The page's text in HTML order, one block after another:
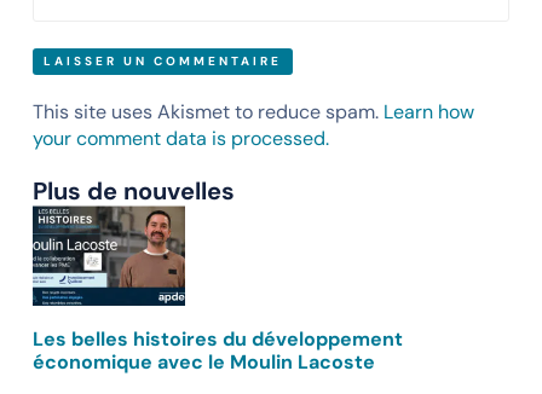
This site uses Akismet to reduce spam. Learn how
your comment data is processed.
Plus de nouvelles
Les belles histoires du développement
économique avec le Moulin Lacoste